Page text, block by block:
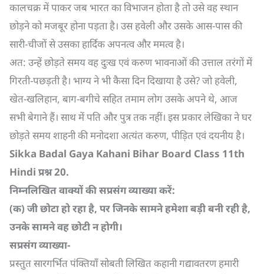
कालचक्र में पाकर जब भारत का विभाजन होता है तो उसे वह स्थान
छोड़ने को मजबूर होना पड़ता है। उस हवेली और उसके आस-पास की
सारी-चीजों से उसका हार्दिक अपनत्व और ममत्व है।
अत: उन्हें छोड़ते समय वह दुःख एवं करुण भावनाओं की उत्ताल तरंगों में
गिरती-पछड़ती है। भाग्य ने भी कैसा दिन दिखाया है उसे? जो हवेली,
खेत-खलिहान, बाग-बगीचे सहित तमाम लोग उसके अपने थे, आज
सभी बेगाने हैं। साथ में पति और पुत्र तक नहीं। इस प्रकार लेखिका ने घर
छोड़ते समय शाहनी की मनोदशा अत्यंत करुण, पीड़ित एवं दयनीय है।
Sikka Badal Gaya Kahani Bihar Board Class 11th
Hindi प्रश्न20.
निम्नलिखित वाक्यों की सप्रसंग व्याख्या करें:
(क) जी छोटा हो रहा है, पर जिनके सामने हमेशा बड़ी बनी रही है,
उनके सामने वह छोटी न होगी।
सप्रसंग व्याख्या-
प्रस्तुत सारगर्भित पंक्तियाँ सोबती लिखित कहानी गद्यावतरण हमारी